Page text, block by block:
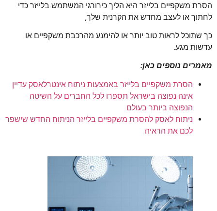
הסרת משקפיים בלייזר היא הליך כירורגי המשתמש בלייזר כדי
לחתוך או לעצב מחדש את הקרנית שלך,
כך שתוכל לראות טוב יותר או להימנע מהרכבת משקפיים או
עדשות מגע.
מאמרים נוספים כאן:
הסרת משקפיים בלייזר באמצעות ניתוח אינטרלאסק עדיין
אינה נפוצה בישראל תספרו לכל החברים על השיטה
הנפוצה ביותר בעולם
ניתוח לאסק להסרת משקפיים בלייזר הניתוח החדש שישפר
לכם את הראיה